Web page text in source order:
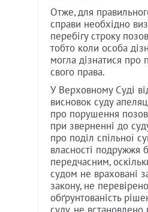
Отже, для
справи необхідно
перебігу строку
тобто коли особа
могла дізнатися про
свого права.
У Верховному Суді
висновок суду
про порушення
при зверненні до
про поділ спільної
власності подружжя
передчасним,
судом не враховані
закону, не
обґрунтованість